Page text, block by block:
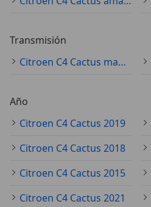
Transmisión
Citroen C4 Cactus manual
Año
Citroen C4 Cactus 2019
Citroen C4 Cactus 2018
Citroen C4 Cactus 2015
Citroen C4 Cactus 2021